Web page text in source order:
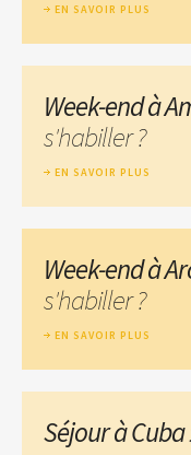
EN SAVOIR PLUS
Week-end à
s'habiller ?
EN SAVOIR PLUS
Week-end à
s'habiller ?
EN SAVOIR PLUS
Séjour à Cuba